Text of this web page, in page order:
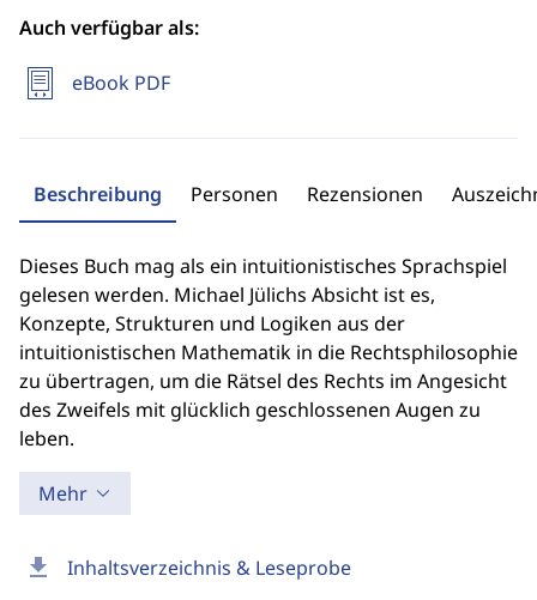
download Inhaltsverzeichnis & Leseprobe
Auch verfügbar als:
eBook PDF
Beschreibung Personen Rezensionen
Dieses Buch mag als ein intuitionistisches Sprachspiel
gelesen werden. Michael Jülichs Absicht ist es,
Konzepte, Strukturen und Logiken aus der
intuitionistischen Mathematik in die Rechtsphilosophie
zu übertragen, um die Rätsel des Rechts im Angesicht
des Zweifels mit glücklich geschlossenen Augen zu
leben.
Mehr